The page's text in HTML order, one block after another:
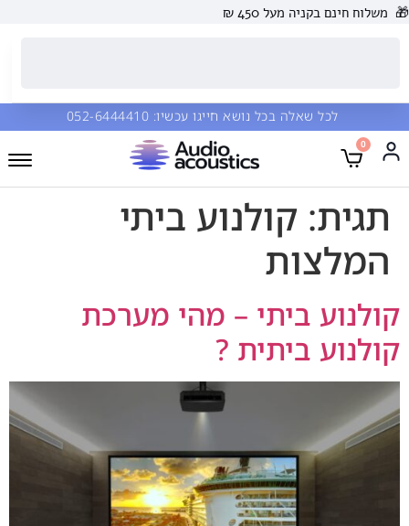
🎁 משלוח חינם בקניה מעל 450 ₪
לכל שאלה בכל נושא חייגו עכשיו:
0
תגית: קולנוע ביתי
המלצות
קולנוע ביתי – מהי מערכת
קולנוע ביתית ?